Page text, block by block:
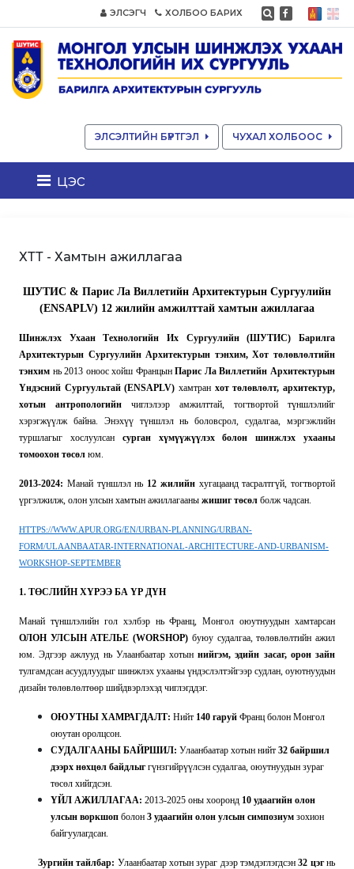
ЭЛСЭГЧ ХОЛБОО БАРИХ
ЭЛСЭЛТИЙН БҮРТГЭЛ ЧУХАЛ ХОЛБООС
цэс
ХТТ - Хамтын ажиллагаа
ШУТИС & Парис Ла Виллетийн Архитектурын Сургуулийн
(ENSAPLV) 12 жилийн амжилттай хамтын ажиллагаа
Шинжлэх Ухаан Технологийн Их Сургуулийн (ШУТИС) Барилга
Архитектурын Сургуулийн Архитектурын тэнхим, Хот төлөвлөлтийн
тэнхим нь 2013 оноос хойш ФранцынПарис Ла Виллетийн Архитектурын
Үндэсний Сургуультай (ENSAPLV) хамтран хот төлөвлөлт, архитектур,
хотын антропологийн чиглэлээр амжилттай, тогтвортой түншлэлийг
хэрэгжүүлж байна. Энэхүү түншлэл нь боловсрол, судалгаа, мэргэжлийн
туршлагыг хослуулсан сурган хүмүүжүүлэх болон шинжлэх ухааны
томоохон төсөл юм.
2013-2024: Манай түншлэл нь 12 жилийнхугацаанд тасралтгүй, тогтвортой
үргэлжилж, олон улсын хамтын ажиллагааны жишиг төсөл болж чадсан.
HTTPS://WWW.APUR.ORG/EN/URBAN-PLANNING/URBAN-
FORM/ULAANBAATAR-INTERNATIONAL-ARCHITECTURE-AND-URBANISM-
WORKSHOP-SEPTEMBER
1. ТӨСЛИЙН ХҮРЭЭ БА ҮР ДҮН
Манай түншлэлийн гол хэлбэр нь Франц, Монгол оюутнуудын хамтарсан
ОЛОН УЛСЫН АТЕЛЬЕ (WORSHOP) буюу судалгаа, төлөвлөлтийн ажил
юм. Эдгээр ажлууд нь Улаанбаатар хотыннийгэм, эдийн засаг, орон зайн
тулгамдсан асуудлуудыг шинжлэх ухааны үндэслэлтэйгээр судлан, оуютнуудын
дизайн төлөвлөлтөөр шийдвэрлэхэд чиглэгддэг.
ОЮУТНЫ ХАМРАГДАЛТ: Нийт 140 гаруй Франц болон Монгол
оюутан оролцсон.
СУДАЛГААНЫ БАЙРШИЛ: Улаанбаатар хотын нийт 32 байршил
дээрх нөхцөл байдлыггүнзгийрүүлсэн судалгаа, оюутнуудын зураг
төсөл хийгдсэн.
ҮЙЛ АЖИЛЛАГАА: 2013-2025 оны хооронд 10 удаагийн олон
улсын воркшоп болон 3 удаагийн олон улсын симпозиум зохион
байгуулагдсан.
Зургийн тайлбар: Улаанбаатар хотын зураг дээр тэмдэглэгдсэн32 цэгнь